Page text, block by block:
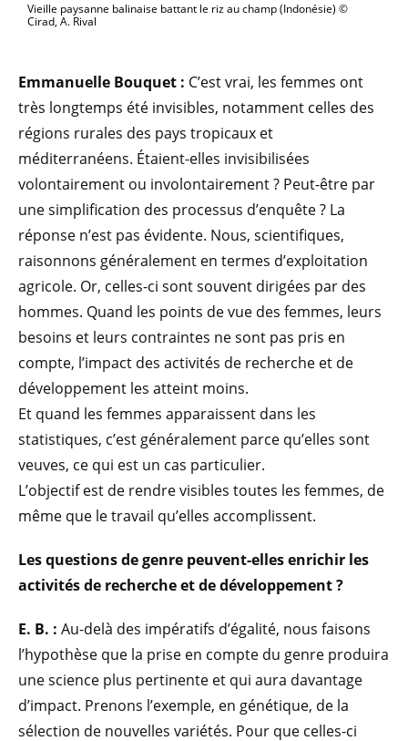
Vieille paysanne balinaise battant le riz au champ (Indonésie) ©
Cirad, A. Rival
Emmanuelle Bouquet : C’est vrai, les femmes ont
très longtemps été invisibles, notamment celles des
régions rurales des pays tropicaux et
méditerranéens. Étaient-elles invisibilisées
volontairement ou involontairement ? Peut-être par
une simplification des processus d’enquête ? La
réponse n’est pas évidente. Nous, scientifiques,
raisonnons généralement en termes d’exploitation
agricole. Or, celles-ci sont souvent dirigées par des
hommes. Quand les points de vue des femmes, leurs
besoins et leurs contraintes ne sont pas pris en
compte, l’impact des activités de recherche et de
développement les atteint moins.
Et quand les femmes apparaissent dans les
statistiques, c’est généralement parce qu’elles sont
veuves, ce qui est un cas particulier.
L’objectif est de rendre visibles toutes les femmes, de
même que le travail qu’elles accomplissent.
Les questions de genre peuvent-elles enrichir les
activités de recherche et de développement ?
E. B. : Au-delà des impératifs d’égalité, nous faisons
l’hypothèse que la prise en compte du genre produira
une science plus pertinente et qui aura davantage
d’impact. Prenons l’exemple, en génétique, de la
sélection de nouvelles variétés. Pour que celles-ci